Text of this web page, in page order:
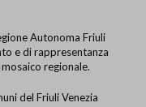
Autonoma Friuli
e di rappresentanza
regionale.
del Friuli Venezia